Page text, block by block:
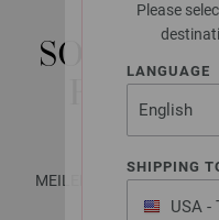
Please
LANGUAGE
SHIPPING
USA -
SOKKEN
FACH
MEILENWEIT No. 7 -